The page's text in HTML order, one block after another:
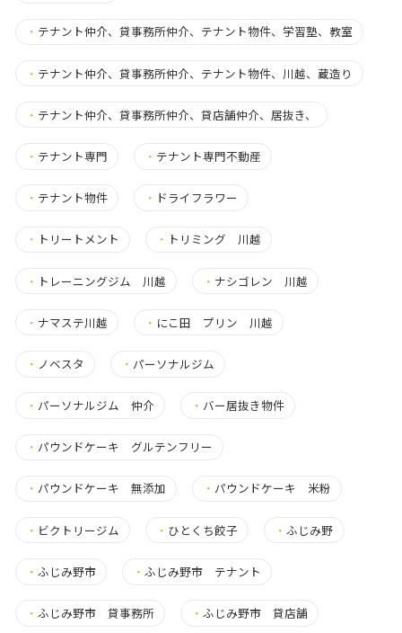
・ テナント仲介、貸事務所仲介、テナント物件、学習塾、教室
・ テナント仲介、貸事務所仲介、テナント物件、川越、蔵造り
・ テナント仲介、貸事務所仲介、貸店舗仲介、居抜き、
・ テナント専門 ・ テナント専門不動産
・ テナント物件 ・ ドライフラワー
・ トリートメント ・ トリミング 川越
・ トレーニングジム 川越 ・ ナシゴレン 川越
・ ナマステ川越 ・ にこ田 プリン 川越
・ ノベスタ ・ パーソナルジム
・ パーソナルジム 仲介 ・ バー居抜き物件
・ パウンドケーキ グルテンフリー
・ パウンドケーキ 無添加 ・ パウンドケーキ 米粉
・ ビクトリージム ・ ひとくち餃子 ・ふじみ野
・ ふじみ野市 ・ふじみ野市 テナント
・ ふじみ野市 貸事務所 ・ふじみ野市 貸店舗